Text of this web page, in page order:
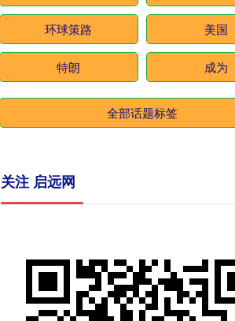
环球策路 美国
特朗 成为
全部话题标签
关注 启远网